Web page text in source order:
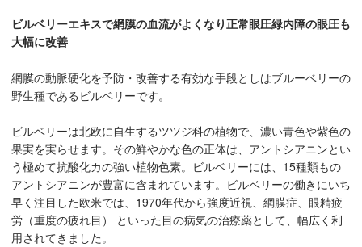
ビルベリーエキスで網膜の血流がよくなり正常眼圧緑内障の眼圧も
大幅に改善
網膜の動脈硬化を予防・改善する有効な手段としはブルーベリーの
野生種であるビルベリーです。
ビルベリーは北欧に自生するツツジ科の植物で、濃い青色や紫色の
果実を実らせます。その鮮やかな色の正体は、アントシアニンとい
う極めて抗酸化カの強い植物色素。ビルベリーには、15種類もの
アントシアニンが豊富に含まれています。ビルベリーの働きにいち
早く注目した欧米では、1970年代から強度近視、網膜症、眼精疲
労（重度の疲れ目） といった目の病気の治療薬として、幅広く利
用されてきました。